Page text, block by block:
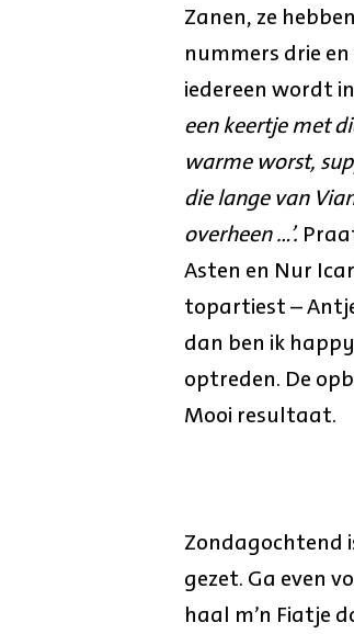
Zanen, ze
nummers drie
iedereen wordt
een keertje met
warme worst,
die lange van
overheen …’.
Asten en Nur
topartiest –
dan ben ik
optreden. De
Mooi resultaat.
Zondagochtend
gezet. Ga even
haal m’n Fiatje